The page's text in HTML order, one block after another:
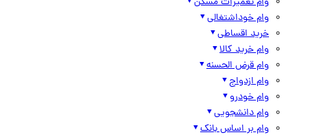
وام خوداشتغالی
خرید اقساطی
وام خرید کالا
وام قرض الحسنه
وام ازدواج
وام خودرو
وام دانشجویی
وام بر اساس بانک